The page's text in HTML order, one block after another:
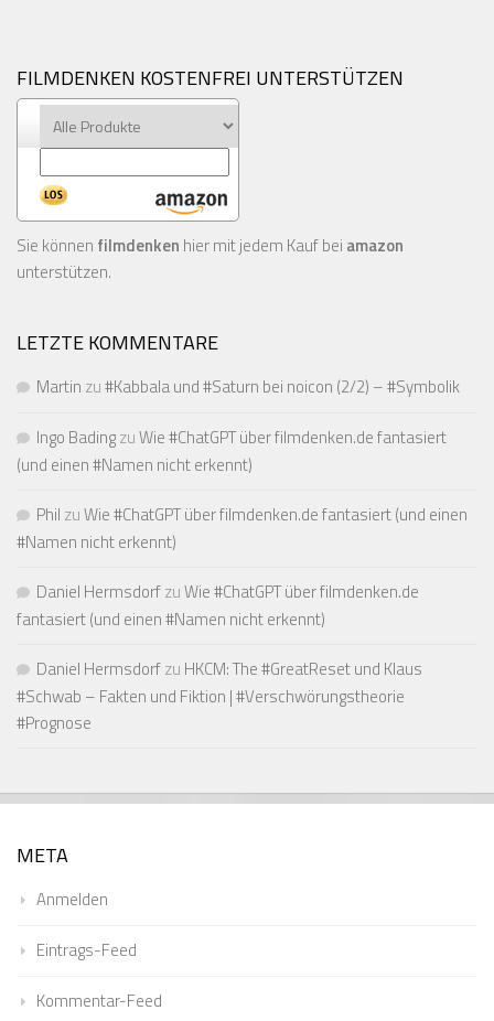
FILMDENKEN KOSTENFREI UNTERSTÜTZEN
Sie können filmdenken hier mit jedem Kauf bei amazon
unterstützen.
LETZTE KOMMENTARE
Martin zu#Kabbala und #Saturn bei noicon (2/2) – #Symbolik
Ingo BadingzuWie #ChatGPT über filmdenken.de fantasiert
(und einen #Namen nicht erkennt)
Phil zuWie #ChatGPT über filmdenken.de fantasiert (und einen
#Namen nicht erkennt)
Daniel HermsdorfzuWie #ChatGPT über filmdenken.de
fantasiert (und einen #Namen nicht erkennt)
Daniel Hermsdorfzu HKCM: The #GreatReset und Klaus
#Schwab – Fakten und Fiktion | #Verschwörungstheorie
#Prognose
META
Anmelden
Eintrags-Feed
Kommentar-Feed